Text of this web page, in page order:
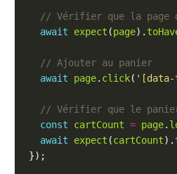
await
expect (page).
await
page. click(
const
cartCount = page.
await
expect (cartCount).